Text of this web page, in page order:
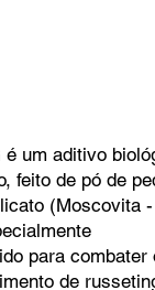
é um aditivo
feito de pó de
(Moscovita -
para combater
de